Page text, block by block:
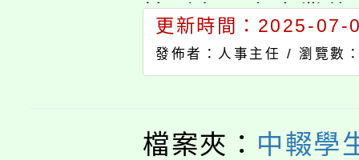
性別有關之專業倫
引」。
更新時間：2025-07-
發佈者：人事主任 /瀏覽數
檔案夾： 中輟學